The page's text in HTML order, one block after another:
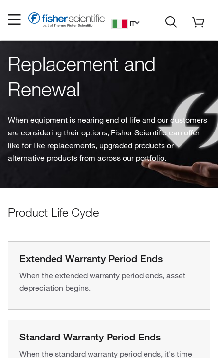
IT
Replacement and
Renewal
When equipment is nearing end of life and our customers
are considering their options, Fisher Scientific can offer
like for like replacements, upgraded products or
alternative products from across our portfolio.
Product Life Cycle
Extended Warranty Period Ends
When the extended warranty period ends, asset
depreciation begins.
Standard Warranty Period Ends
When the standard warranty period ends, it's time